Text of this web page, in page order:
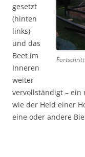
gesetzt
(hinten
links)
und das
Beet im
Inneren
weiter
vervollständigt –
wie der Held einer
eine oder andere